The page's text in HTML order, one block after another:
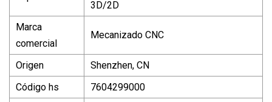
3D/2D
Marca
comercial
Mecanizado CNC
Origen
Shenzhen, CN
Código hs
7604299000